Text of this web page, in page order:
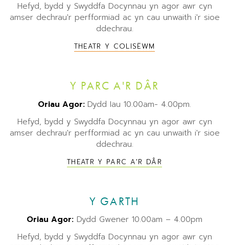
Hefyd, bydd y Swyddfa Docynnau yn agor awr cyn
amser dechrau'r perfformiad ac yn cau unwaith i'r sioe
ddechrau.
THEATR Y COLISËWM
Y PARC A'R DÂR
Oriau Agor: Dydd Iau 10.00am- 4.00pm.
Hefyd, bydd y Swyddfa Docynnau yn agor awr cyn
amser dechrau'r perfformiad ac yn cau unwaith i'r sioe
ddechrau.
THEATR Y PARC A'R DÂR
Y GARTH
Oriau Agor: Dydd Gwener 10.00am – 4.00pm
Hefyd, bydd y Swyddfa Docynnau yn agor awr cyn